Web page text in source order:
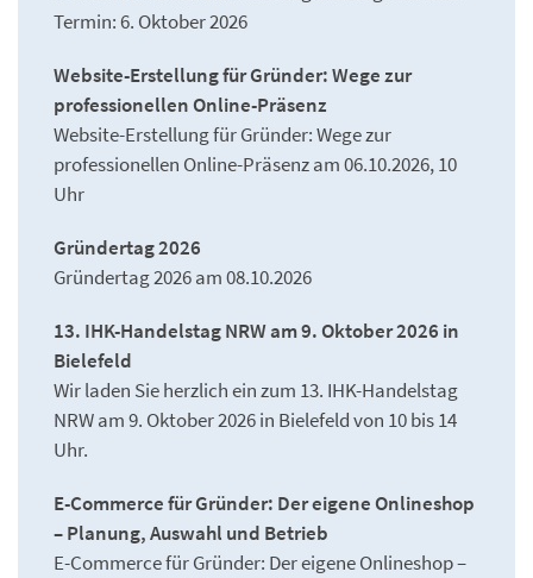
Termin: 6. Oktober 2026
Website-Erstellung für Gründer: Wege zur
professionellen Online-Präsenz
Website-Erstellung für Gründer: Wege zur
professionellen Online-Präsenz am 06.10.2026, 10
Uhr
Gründertag 2026
Gründertag 2026 am 08.10.2026
13. IHK-Handelstag NRW am 9. Oktober 2026 in
Bielefeld
Wir laden Sie herzlich ein zum 13. IHK-Handelstag
NRW am 9. Oktober 2026 in Bielefeld von 10 bis 14
Uhr.
E-Commerce für Gründer: Der eigene Onlineshop
– Planung, Auswahl und Betrieb
E-Commerce für Gründer: Der eigene Onlineshop –